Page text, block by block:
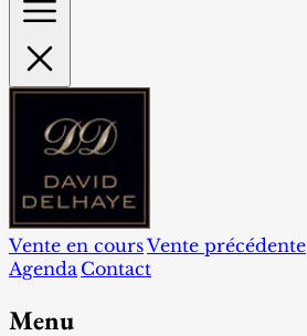
Vente en coursVente précédente
Agenda Contact
Menu